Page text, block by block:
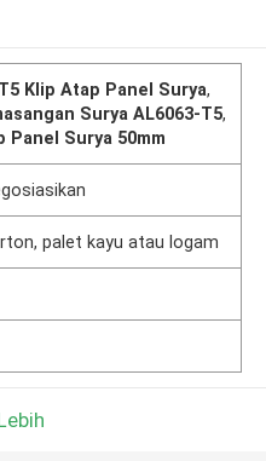
Klip Atap Panel Surya,
Surya AL6063-T5,
Panel Surya 50mm
palet kayu atau logam